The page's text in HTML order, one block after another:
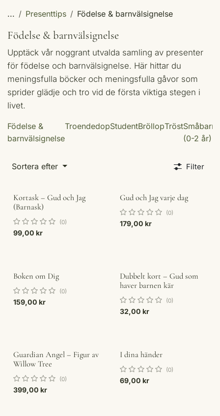
... Presenttips Födelse & barnvälsignelse
Födelse & barnvälsignelse
Upptäck vår noggrant utvalda samling av presenter
för födelse och barnvälsignelse. Här hittar du
meningsfulla böcker och meningsfulla gåvor som
sprider glädje och tro vid de första viktiga stegen i
livet.
Födelse &
barnvälsignelse
TroendedopStudentBröllopTröstSmåbarn
(0-2 år)
Sortera efter
Filter
Kortask – Gud och Jag
(Barnask)
(0)
99,00 kr
Gud och Jag varje dag
(0)
179,00 kr
Slutsåld
Boken om Dig
(0)
159,00 kr
Dubbelt kort – Gud som
haver barnen kär
(0)
32,00 kr
Guardian Angel – Figur av
Willow Tree
(0)
399,00 kr
I dina händer
(0)
69,00 kr